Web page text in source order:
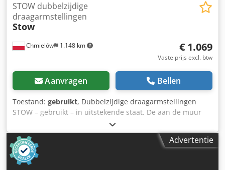
Chmielów 1.148 km
STOW dubbelzijdige
draagarmstellingen
Stow
€ 1.069
Vaste prijs excl. btw
Aanvragen Bellen
Toestand: gebruikt, Dubbelzijdige draagarmstellingen
STOW – gebruikt – in uitstekende staat. De aan de muur
gemonteerde draagarmstelling STOW is opgebouwd uit
massieve, volledig stalen profielen (IPE-balken) met hoge
sterkte. Voorzien van 5 draagarmen. De stelling kan
worden uitgebreid met extra secties (modules), waardoor
deze eenvoudig kan worden aangepast aan veranderende
Advertentie